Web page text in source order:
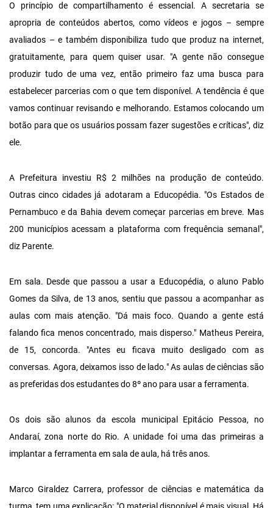
O princípio de compartilhamento é essencial. A secretaria se
apropria de conteúdos abertos, como vídeos e jogos – sempre
avaliados – e também disponibiliza tudo que produz na internet,
gratuitamente, para quem quiser usar. "A gente não consegue
produzir tudo de uma vez, então primeiro faz uma busca para
estabelecer parcerias com o que tem disponível. A tendência é que
vamos continuar revisando e melhorando. Estamos colocando um
botão para que os usuários possam fazer sugestões e críticas", diz
ele.
A Prefeitura investiu R$ 2 milhões na produção de conteúdo.
Outras cinco cidades já adotaram a Educopédia. "Os Estados de
Pernambuco e da Bahia devem começar parcerias em breve. Mas
200 municípios acessam a plataforma com frequência semanal",
diz Parente.
Em sala. Desde que passou a usar a Educopédia, o aluno Pablo
Gomes da Silva, de 13 anos, sentiu que passou a acompanhar as
aulas com mais atenção. "Dá mais foco. Quando a gente está
falando fica menos concentrado, mais disperso." Matheus Pereira,
de 15, concorda. "Antes eu ficava muito desligado com as
conversas. Agora, deixamos isso de lado." As aulas de ciências são
as preferidas dos estudantes do 8º ano para usar a ferramenta.
Os dois são alunos da escola municipal Epitácio Pessoa, no
Andaraí, zona norte do Rio. A unidade foi uma das primeiras a
implantar a ferramenta em sala de aula, há três anos.
Marco Giraldez Carrera, professor de ciências e matemática da